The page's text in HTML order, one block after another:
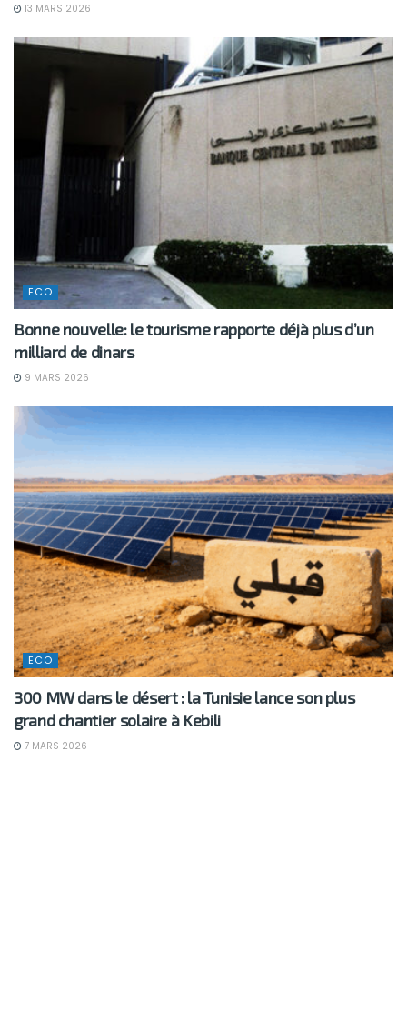
13 MARS 2026
ECO
Bonne nouvelle: le tourisme rapporte déjà plus d’un
milliard de dinars
9 MARS 2026
ECO
300 MW dans le désert : la Tunisie lance son plus
grand chantier solaire à Kebili
7 MARS 2026